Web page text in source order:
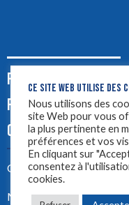
PODCASTS
PUB
CONTACT
Créez votre site avec
Mentions légales
CE SITE WEB UTILISE DES
Nous utilisons des
site Web pour vous
la plus pertinente en
préférences et vos
En cliquant sur
consentez à
cookies.